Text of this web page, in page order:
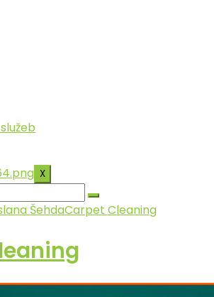
X
ŠehdaCarpet Cleaning